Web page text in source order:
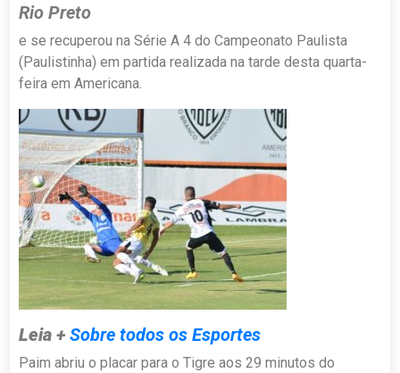
Rio Preto
e se recuperou na Série A 4 do Campeonato Paulista
(Paulistinha) em partida realizada na tarde desta quarta-
feira em Americana.
Leia +Sobre todos os Esportes
Paim abriu o placar para o Tigre aos 29 minutos do